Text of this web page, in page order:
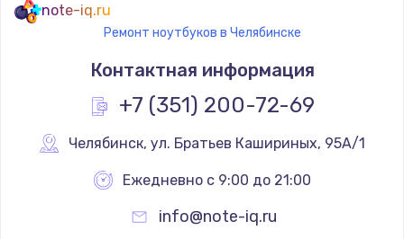
Настройка ОС
1060 руб.
Заказать
Чистка от пыли
note-iq.ru
Ремонт ноутбуков в Челябинске
Контактная информация
+7 (351) 200-72-69
Челябинск, ул. Братьев Кашириных, 95А/1
Ежедневно с 9:00 до 21:00
info@note-iq.ru